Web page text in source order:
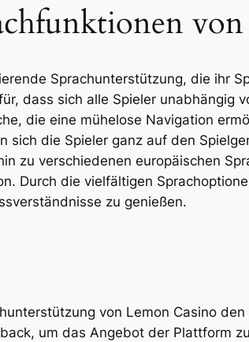
Sprachunterstützung, die ihr
dass sich alle Spieler unabhängig
die eine mühelose Navigation
die Spieler ganz auf den
zu verschiedenen europäischen
Durch die vielfältigen
zu genießen.
von Lemon Casino
um das Angebot der Plattform